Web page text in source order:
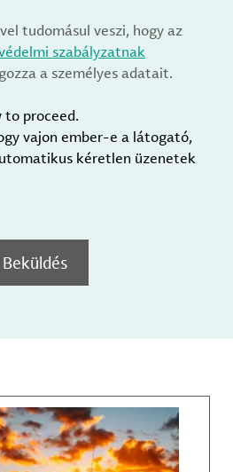
tudomásul veszi, hogy az
szabályzatnak
a személyes adatait.
to proceed.
vajon ember-e a látogató,
kéretlen üzenetek
Beküldés